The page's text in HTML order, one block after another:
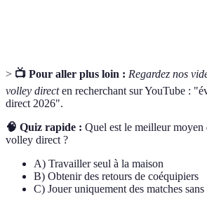
> 📺 Pour aller plus loin : Regardez nos
volley directen recherchant sur YouTube :
direct 2026".
🧠 Quiz rapide : Quel est le meilleur moyen
volley direct ?
A) Travailler seul à la maison
B) Obtenir des retours de coéquipiers
C) Jouer uniquement des matches sans